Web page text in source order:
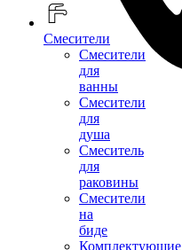
Смесители
Смесители
для
ванны
Смесители
для
душа
Смеситель
для
раковины
Смесители
на
биде
Комплектующие